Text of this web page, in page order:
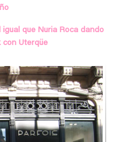
que Nuria Roca dando
con Uterqüe